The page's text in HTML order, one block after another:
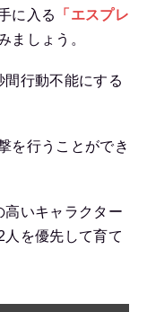
に入る
「エスプレ
ましょう。
間行動不能にする
を行うことができ
高いキャラクター
を優先して育て